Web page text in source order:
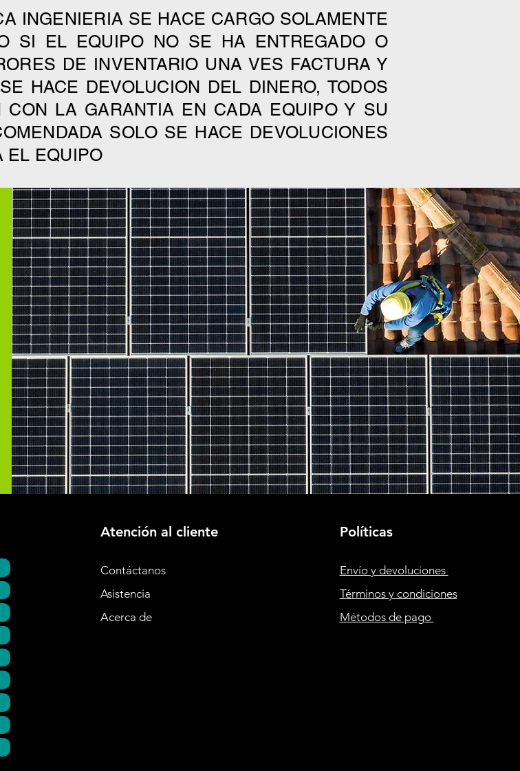
INGENIERIA SE HACE CARGO SOLAMENTE
SI EL EQUIPO NO SE HA ENTREGADO O
DE INVENTARIO UNA VES FACTURA Y
HACE DEVOLUCION DEL DINERO, TODOS
CON LA GARANTIA EN CADA EQUIPO Y SU
SOLO SE HACE DEVOLUCIONES
EL EQUIPO
Atención al cliente
Contáctanos
Asistencia
Acerca de
Políticas
Envío y devoluciones
Términos y condiciones
Métodos de pago